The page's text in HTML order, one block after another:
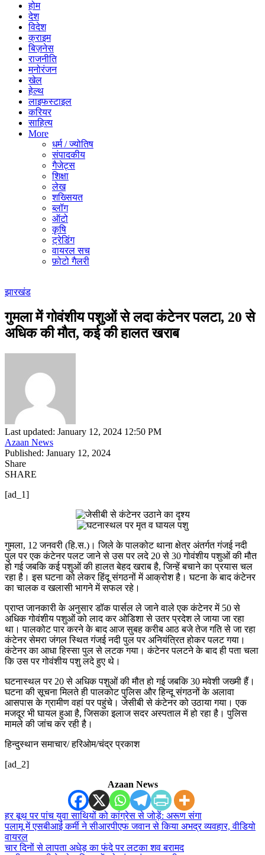
होम
देश
विदेश
क्राइम
बिज़नेस
राजनीति
मनोरंजन
खेल
हेल्थ
लाइफस्टाइल
करियर
साहित्य
More
धर्म / ज्योतिष
संपादकीय
गैजेट्स
शिक्षा
लेख
शख्सियत
ब्लॉग
ऑटो
कृषि
ट्रेडिंग
वायरल सच
फ़ोटो गैलरी
झारखंड
गुमला में गोवंशीय पशुओं से लदा कंटेनर पलटा, 20 से
अधिक की मौत, कई की हालत खराब
Last updated: January 12, 2024 12:50 PM
Azaan News
Published: January 12, 2024
Share
SHARE
[ad_1]
गुमला, 12 जनवरी (हि.स.)। जिले के पालकोट थाना क्षेत्र अंतर्गत गंजई नदी
पुल पर एक कंटेनर पलट जाने से उस पर लदे 20 से 30 गोवंशीय पशुओं की मौत
हो गई जबकि कई पशुओं की हालत बेहद खराब है, जिन्हें बचाने का प्रयास चल
रहा है। इस घटना को लेकर हिंदू संगठनों में आक्रोश है। घटना के बाद कंटेनर
का चालक व खलासी भागने में सफल रहे।
प्राप्त जानकारी के अनुसार डॉक पार्सल ले जाने वाले एक कंटेनर में 50 से
अधिक गोवंशीय पशुओं को लाद कर ओडिशा से उतर प्रदेश ले जाया जा रहा
था। पालकोट पार करने के बाद आज सुबह करीब आठ बजे तेज गति से जा रहा
कंटेनर सेमरा जंगल स्थित गंजई नदी पुल पर अनियंत्रित होकर पलट गया।
कंटेनर का आधा हिस्सा पुल से लटक गया। कंटेनर पलटने के बाद ही पता चला
कि उस पर गोवंशीय पशु लदे हुए थे।
घटनास्थल पर 20 से अधिक पशुओं की मौत हो गई जबकि 30 मवेशी जख्मी हैं।
घटना की सूचना मिलते ही पालकोट पुलिस और हिन्दू संगठनों के अलावा
आसपास के ग्रामीण वहां पर पहुंचे। जेसीबी से कंटेनर को उठाया गया। एक
मजदूर भी घायल हुआ है, जिसका इलाज सदर अस्पताल में हो रहा है। पुलिस
मामले की जांच कर रही है।
हिन्दुस्थान समाचार/ हरिओम/चंद्र प्रकाश
[ad_2]
Azaan News
हर बूथ पर पांच युवा साथियों को कांग्रेस से जोड़ें: अरूण संगा
पलामू में एसबीआई कर्मी ने सीआरपीएफ जवान से किया अभद्र व्यवहार, वीडियो
वायरल
चार दिनों से लापता अधेड़ का फंदे पर लटका शव बरामद